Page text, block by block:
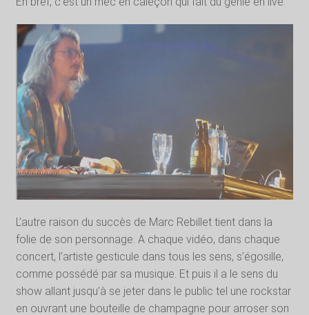
L’autre raison du succès de Marc Rebillet tient dans la
folie de son personnage. A chaque vidéo, dans chaque
concert, l’artiste gesticule dans tous les sens, s’égosille,
comme possédé par sa musique. Et puis il a le sens du
show allant jusqu’à se jeter dans le public tel une rockstar
en ouvrant une bouteille de champagne pour arroser son